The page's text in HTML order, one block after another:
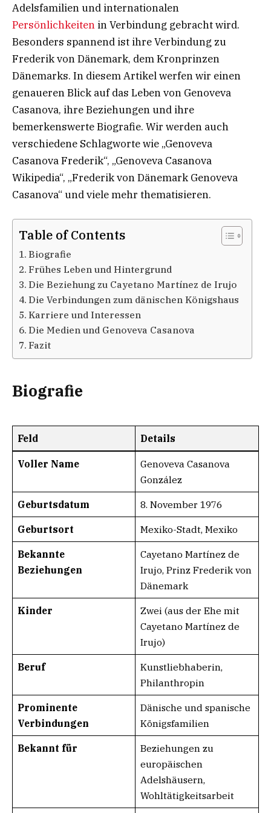
Adelsfamilien und internationalen
Persönlichkeiten in Verbindung gebracht wird.
Besonders spannend ist ihre Verbindung zu
Frederik von Dänemark, dem Kronprinzen
Dänemarks. In diesem Artikel werfen wir einen
genaueren Blick auf das Leben von Genoveva
Casanova, ihre Beziehungen und ihre
bemerkenswerte Biografie. Wir werden auch
verschiedene Schlagworte wie „Genoveva
Casanova Frederik“, „Genoveva Casanova
Wikipedia“, „Frederik von Dänemark Genoveva
Casanova“ und viele mehr thematisieren.
Table of Contents
Biografie
Frühes Leben und Hintergrund
Die Beziehung zu Cayetano Martínez de Irujo
Die Verbindungen zum dänischen Königshaus
Karriere und Interessen
Die Medien und Genoveva Casanova
Fazit
Biografie
Feld Details
Voller Name
Genoveva Casanova
González
Geburtsdatum 8. November 1976
Geburtsort Mexiko-Stadt, Mexiko
Bekannte
Beziehungen
Cayetano Martínez de
Irujo, Prinz Frederik von
Dänemark
Kinder
Zwei (aus der Ehe mit
Cayetano Martínez de
Irujo)
Beruf
Kunstliebhaberin,
Philanthropin
Prominente
Verbindungen
Dänische und spanische
Königsfamilien
Bekannt für
Beziehungen zu
europäischen
Adelshäusern,
Wohltätigkeitsarbeit